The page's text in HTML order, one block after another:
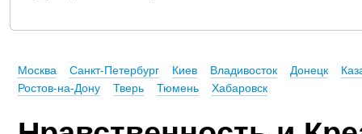
Москва Санкт-Петербург Киев Владивосток Донецк
Ростов-на-Дону
Тверь Тюмень Хабаровск